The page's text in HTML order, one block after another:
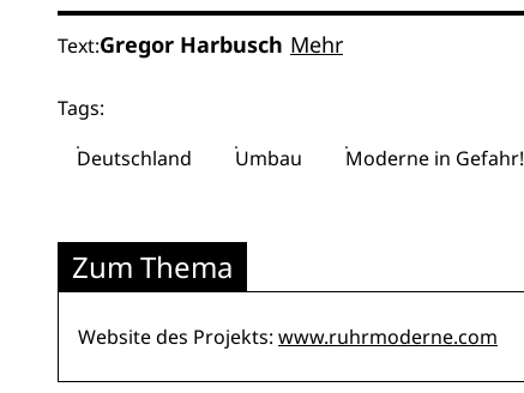
Text:Gregor Harbusch Mehr
Tags:
Deutschland
Umbau Moderne in Gefahr!
Zum Thema
Website des Projekts: www.ruhrmoderne.com